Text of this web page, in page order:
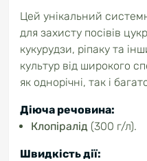
Цей унікальний
для захисту посівів
кукурудзи, ріпаку та
культур від широкого
як однорічні, так і
Діюча речовина:
Клопіралід (300 г/л).
Швидкість дії: